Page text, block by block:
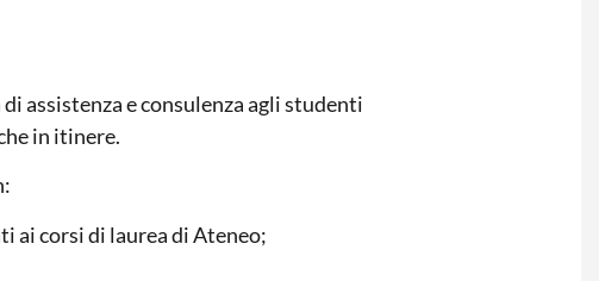
assistenza e consulenza agli studenti
in itinere.
ai corsi di laurea di Ateneo;